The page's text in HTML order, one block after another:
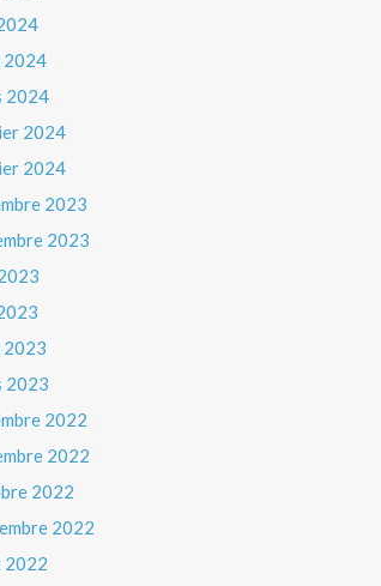
2024
2024
2024
2024
2023
2023
2023
2022
2022
2022
2022
2022